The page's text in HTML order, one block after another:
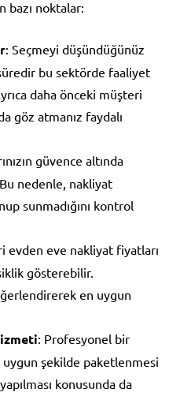
bazı noktalar:
: Seçmeyi düşündüğünüz
bu sektörde faaliyet
daha önceki müşteri
göz atmanız faydalı
güvence altında
nedenle, nakliyat
sunmadığını kontrol
evden eve nakliyat fiyatları
gösterebilir.
en uygun
: Profesyonel bir
uygun şekilde paketlenmesi
konusunda da